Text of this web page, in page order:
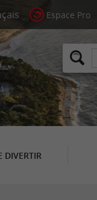
Espace Pro
DIVERTIR